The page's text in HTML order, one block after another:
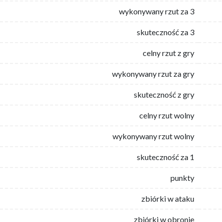
wykonywany rzut za 3
skuteczność za 3
celny rzut z gry
wykonywany rzut za gry
skuteczność z gry
celny rzut wolny
wykonywany rzut wolny
skuteczność za 1
punkty
zbiórki w ataku
zbiórki w obronie